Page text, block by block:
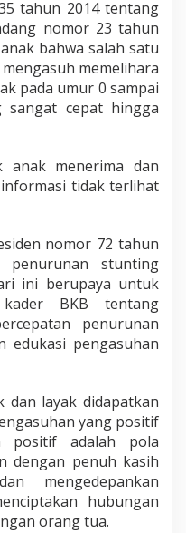
tahun 2014 tentang
nomor 23 tahun
bahwa salah satu
memelihara
pada umur 0 sampai
cepat hingga
anak menerima dan
tidak terlihat
nomor 72 tahun
penurunan stunting
ini berupaya untuk
kader BKB tentang
penurunan
edukasi pengasuhan
dan layak didapatkan
yang positif
positif adalah pola
dengan penuh kasih
mengedepankan
hubungan
orang tua.